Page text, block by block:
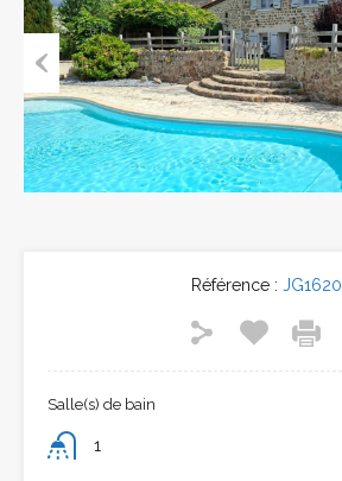
Previous
Référence : JG1620
Salle(s) de bain
1